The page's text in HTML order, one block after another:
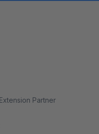
Partner